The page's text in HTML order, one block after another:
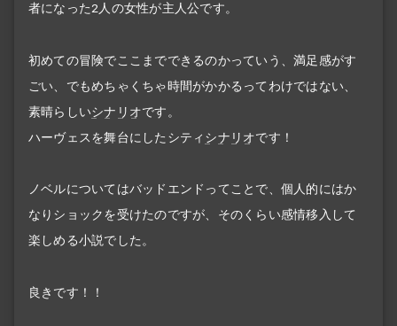
者になった2人の女性が主人公です。
初めての冒険でここまでできるのかっていう、満足感がす
ごい、でもめちゃくちゃ時間がかかるってわけではない、
素晴らしいシナリオです。
ハーヴェスを舞台にしたシティ シナリオです！
ノベルについてはバッドエンドってことで、個人的にはか
なりショックを受けたのですが、そのくらい感情移入して
楽しめる小説でした。
良きです！！